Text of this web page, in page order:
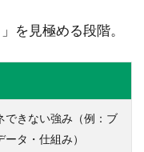
を見極める段階。
できない強み（例：ブ
タ・仕組み）